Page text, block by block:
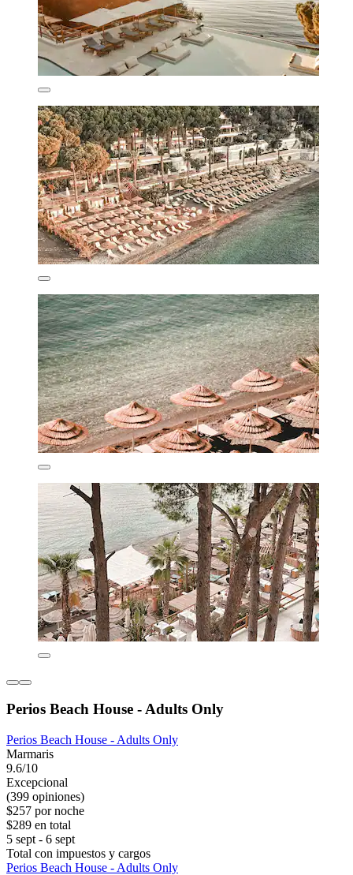
Perios Beach House - Adults Only
Perios Beach House - Adults Only
Marmaris
9.6/10
Excepcional
(399 opiniones)
$257 por noche
$289 en total
5 sept - 6 sept
Total con impuestos y cargos
Perios Beach House - Adults Only